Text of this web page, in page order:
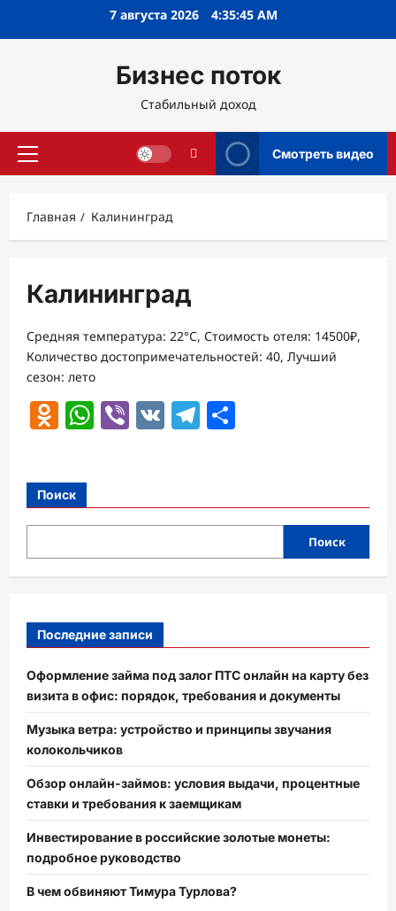
7 августа 2026 4:35:45 AM
Бизнес поток
Стабильный доход
Основное
Смотреть видео
Главная Калининград
Калининград
Средняя температура: 22°C, Стоимость отеля: 14500₽,
Количество достопримечательностей: 40, Лучший
сезон: лето
Odnoklassniki
WhatsApp
Viber
VK Telegram
Поиск
Поиск
Последние записи
Оформление займа под залог ПТС онлайн на карту без
визита в офис: порядок, требования и документы
Музыка ветра: устройство и принципы звучания
колокольчиков
Обзор онлайн-займов: условия выдачи, процентные
ставки и требования к заемщикам
Инвестирование в российские золотые монеты:
подробное руководство
В чем обвиняют Тимура Турлова?